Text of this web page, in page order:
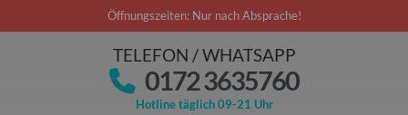
Öffnungszeiten: Nur nach Absprache!
TELEFON / WHATSAPP
0172 3635760
Hotline täglich 09-21 Uhr